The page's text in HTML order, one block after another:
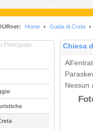
Home Guida di Creta
Principale Chiesa
Nessun